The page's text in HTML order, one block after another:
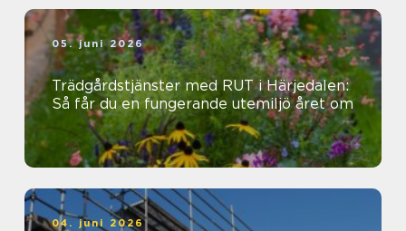
05. juni 2026
Trädgårdstjänster med RUT i Härjedalen:
Så får du en fungerande utemiljö året om
04. juni 2026